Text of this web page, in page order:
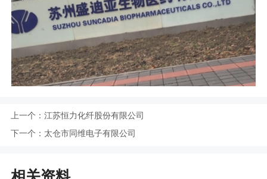
上一个： 江苏恒力化纤股份有限公司
下一个： 太仓市同维电子有限公司